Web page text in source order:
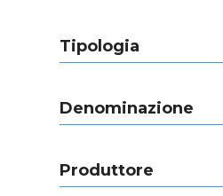
Tipologia
Denominazione
Produttore